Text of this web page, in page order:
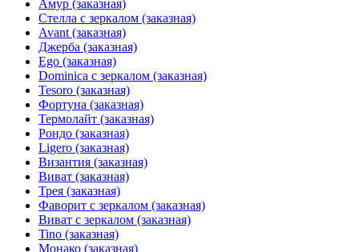
Амур (заказная)
Стелла с зеркалом (заказная)
Avant (заказная)
Джерба (заказная)
Ego (заказная)
Dominica с зеркалом (заказная)
Tesoro (заказная)
Фортуна (заказная)
Термолайт (заказная)
Рондо (заказная)
Ligero (заказная)
Византия (заказная)
Виват (заказная)
Трея (заказная)
Фаворит с зеркалом (заказная)
Виват с зеркалом (заказная)
Tino (заказная)
Монако (заказная)